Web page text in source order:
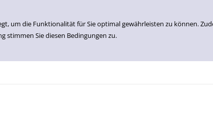
um die Funktionalität für Sie optimal gewährleisten zu können.
stimmen Sie diesen Bedingungen zu.